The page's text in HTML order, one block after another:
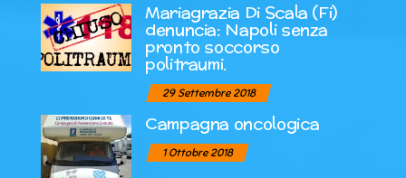
Mariagrazia Di Scala (Fi)
denuncia: Napoli senza
pronto soccorso
politraumi.
29 Settembre 2018
Campagna oncologica
1 Ottobre 2018